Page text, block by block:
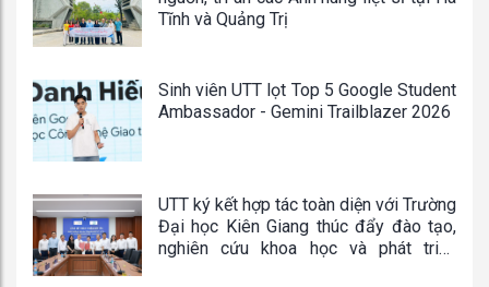
Tĩnh và Quảng Trị
Sinh viên UTT lọt Top 5 Google Student
Ambassador - Gemini Trailblazer 2026
UTT ký kết hợp tác toàn diện với Trường
Đại học Kiên Giang thúc đẩy đào tạo,
nghiên cứu khoa học và phát triển